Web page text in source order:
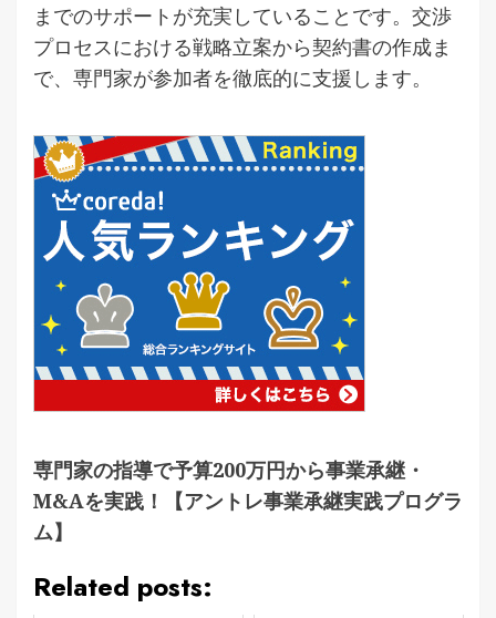
までのサポートが充実していることです。交渉
プロセスにおける戦略立案から契約書の作成ま
で、専門家が参加者を徹底的に支援します。
専門家の指導で予算200万円から事業承継・
M&Aを実践！【アントレ事業承継実践プログラ
ム】
Related posts: